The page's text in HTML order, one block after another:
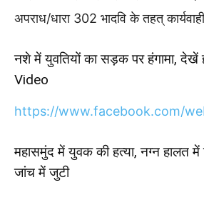
अपराध/धारा 302 भादवि के तहत्
नशे में युवतियों का सड़क पर हंगामा, देखें
Video
https://www.facebook.com/
महासमुंद में युवक की हत्या, नग्न हालत में
जांच में जुटी